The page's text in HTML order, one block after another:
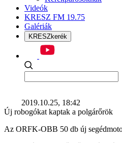
Videók
KRESZ FM 19.75
Galériák
KRESZkerék
2019.10.25, 18:42
Új robogókat kaptak a polgárőrök
Az ORFK-OBB 50 db új